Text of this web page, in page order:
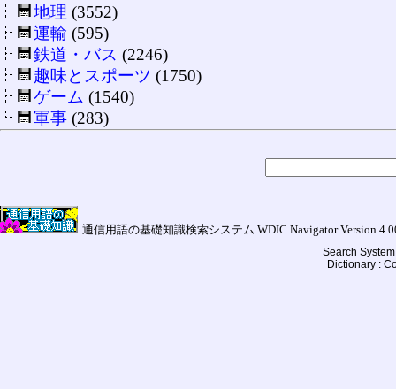
地理 (3552)
運輸 (595)
鉄道・バス (2246)
趣味とスポーツ (1750)
ゲーム (1540)
軍事 (283)
通信用語の基礎知識検索システム WDIC Navigator Version
Search
Dictionary :